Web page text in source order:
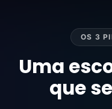
OS 3
Uma
que